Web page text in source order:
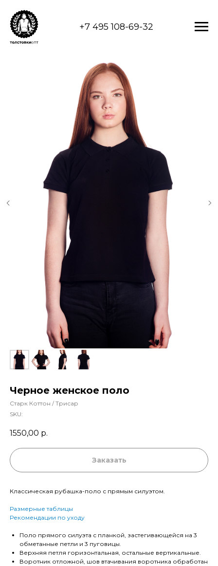
+7 495 108-69-32
Черное женское поло
Старк Коттон / Трисар
SKU:
1550,00 р.
Заказать
Классическая рубашка-поло с прямым силуэтом.
Размерные таблицы
Рекомендации по уходу
Поло прямого силуэта с планкой, застегивающейся на 3
обметанные петли и 3 пуговицы.
Верхняя петля горизонтальная, остальные вертикальные.
Воротник отложной, шов втачивания воротника обработан